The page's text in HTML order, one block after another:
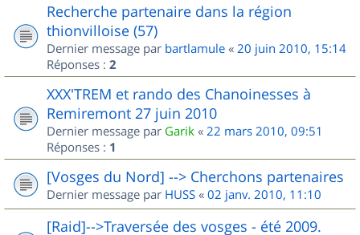
Recherche partenaire dans la région
thionvilloise (57)
Dernier message par bartlamule « 20 juin 2010, 15:14
Réponses : 2
XXX'TREM et rando des Chanoinesses à
Remiremont 27 juin 2010
Dernier message par Garik « 22 mars 2010, 09:51
Réponses : 1
[Vosges du Nord] --> Cherchons partenaires
Dernier message par HUSS « 02 janv. 2010, 11:10
[Raid]-->Traversée des vosges - été 2009.